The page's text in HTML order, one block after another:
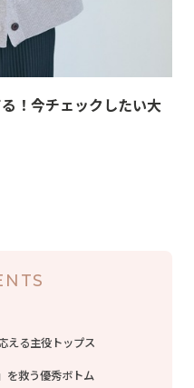
！今チェックしたい大
える主役トップス
を救う優秀ボトム